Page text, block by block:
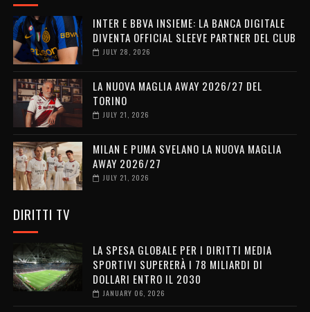
INTER E BBVA INSIEME: LA BANCA DIGITALE
DIVENTA OFFICIAL SLEEVE PARTNER DEL CLUB
JULY 28, 2026
LA NUOVA MAGLIA AWAY 2026/27 DEL
TORINO
JULY 21, 2026
MILAN E PUMA SVELANO LA NUOVA MAGLIA
AWAY 2026/27
JULY 21, 2026
DIRITTI TV
LA SPESA GLOBALE PER I DIRITTI MEDIA
SPORTIVI SUPERERÀ I 78 MILIARDI DI
DOLLARI ENTRO IL 2030
JANUARY 06, 2026